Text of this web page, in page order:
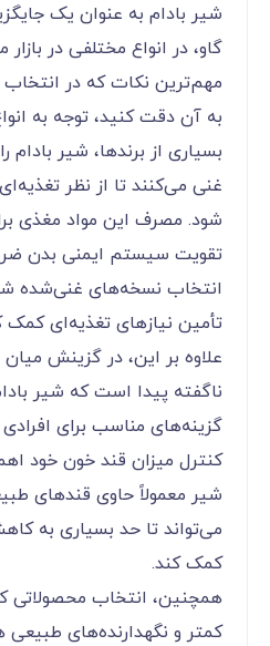
شیر بادام به عنوان یک
گاو، در انواع مختلفی در
مهم‌ترین نکات که در انتخاب
به آن دقت کنید، توجه به
غنی می‌کنند تا از نظر
شود. مصرف این مواد مغذی
تقویت سیستم ایمنی بدن
انتخاب نسخه‌های غنی‌شده
تأمین نیازهای تغذیه‌ای کمک
علاوه بر این، در گزینش
ناگفته پیدا است که شیر
گزینه‌های مناسب برای
کنترل میزان قند خون خود
شیر معمولاً حاوی قندهای
می‌تواند تا حد بسیاری به
کمک کند.
همچنین، انتخاب محصولاتی
کمتر و نگهدارنده‌های